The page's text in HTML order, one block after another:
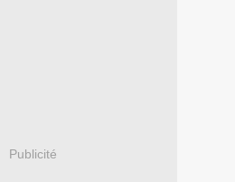
Publicité